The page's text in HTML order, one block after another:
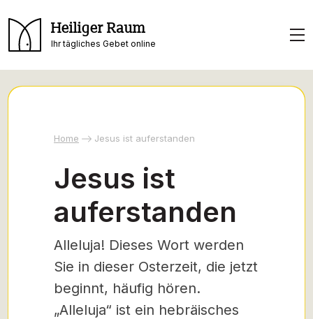
Heiliger Raum
Ihr tägliches Gebet online
Home Jesus ist auferstanden
Jesus ist
auferstanden
Alleluja! Dieses Wort werden
Sie in dieser Osterzeit, die jetzt
beginnt, häufig hören.
„Alleluja“ ist ein hebräisches